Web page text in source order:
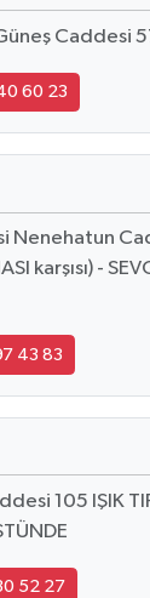
Caddesi
60 23
karşısı) -
43 83
105 IŞIK
52 27